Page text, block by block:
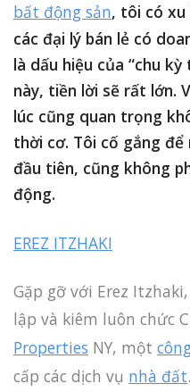
bất động sản, tôi có xu
các đại lý bán lẻ có
là dấu hiệu của “chu
này, tiền lời sẽ rất lớn.
lúc cũng quan trọng
thời cơ. Tôi cố gắng
đầu tiên, cũng không
động.
EREZ ITZHAKI
Gặp gỡ với Erez
lập và kiêm luôn chức
Properties NY, một
cấp các dịch vụ nhà đất